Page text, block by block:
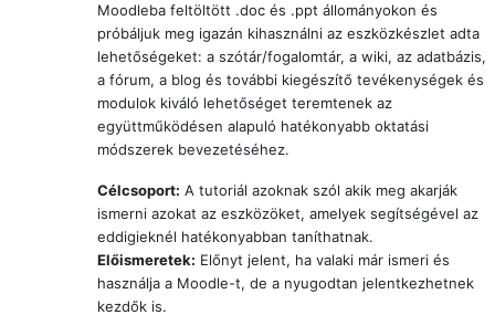
Moodleba feltöltött .doc és .ppt állományokon és
próbáljuk meg igazán kihasználni az eszközkészlet adta
lehetőségeket: a szótár/fogalomtár, a wiki, az adatbázis,
a fórum, a blog és további kiegészítő tevékenységek és
modulok kiváló lehetőséget teremtenek az
együttműködésen alapuló hatékonyabb oktatási
módszerek bevezetéséhez.
Célcsoport: A tutoriál azoknak szól akik meg akarják
ismerni azokat az eszközöket, amelyek segítségével az
eddigieknél hatékonyabban taníthatnak.
Előismeretek: Előnyt jelent, ha valaki már ismeri és
használja a Moodle-t, de a nyugodtan jelentkezhetnek
kezdők is.